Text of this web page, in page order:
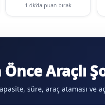
1 dk’da puan bırak
Araçlı
süre, araç ataması ve